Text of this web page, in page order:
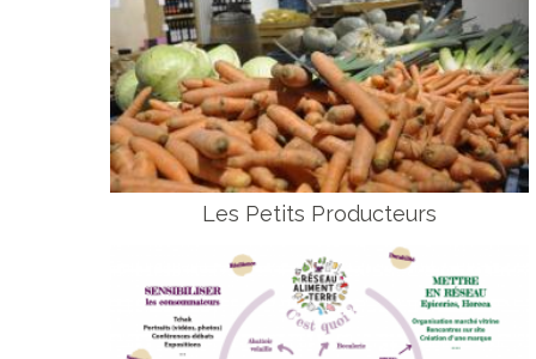
Les Petits Producteurs